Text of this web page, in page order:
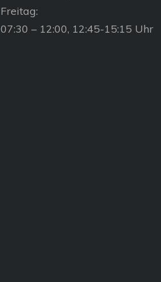
Freitag:
07:30 – 12:00, 12:45-15:15 Uhr